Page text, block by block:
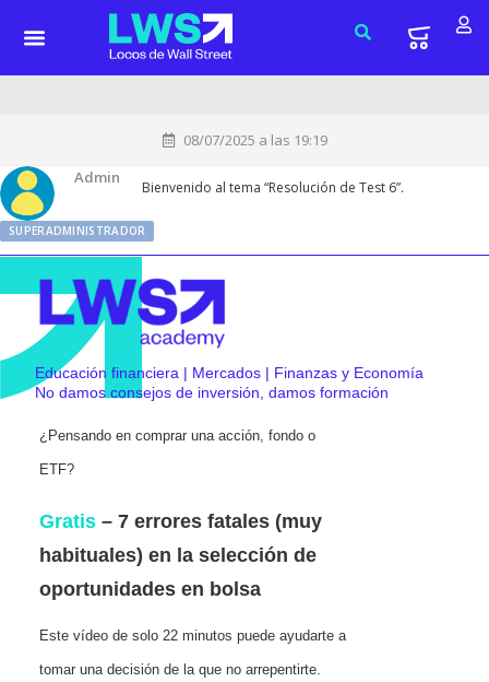
08/07/2025 a las 19:19
Admin
SUPERADMINISTRADOR
Bienvenido al tema “Resolución de Test 6”.
Educación financiera | Mercados | Finanzas y Economía
No damos consejos de inversión, damos formación
¿Pensando en comprar una acción, fondo o
ETF?
Gratis – 7 errores fatales (muy
habituales) en la selección de
oportunidades en bolsa
Este vídeo de solo 22 minutos puede ayudarte a
tomar una decisión de la que no arrepentirte.